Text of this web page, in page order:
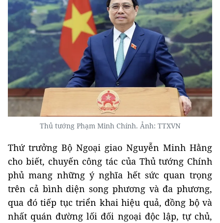
Thủ tướng Phạm Minh Chính. Ảnh: TTXVN
Thứ trưởng Bộ Ngoại giao Nguyễn Minh Hằng
cho biết, chuyến công tác của Thủ tướng Chính
phủ mang những ý nghĩa hết sức quan trọng
trên cả bình diện song phương và đa phương,
qua đó tiếp tục triển khai hiệu quả, đồng bộ và
nhất quán đường lối đối ngoại độc lập, tự chủ,